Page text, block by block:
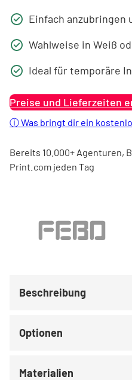
Einfach anzubringen
Wahlweise in Weiß
Ideal für temporäre
Preise und Lieferzeiten
ⓘWas bringt dir ein
Bereits 10.000+ Agenturen,
Print.com jeden Tag
Beschreibung
Optionen
Materialien